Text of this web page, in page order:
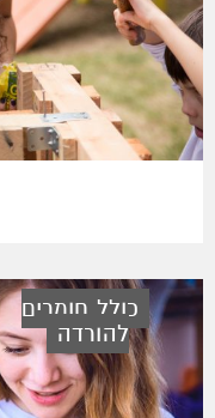
כולל חומרים
להורדה